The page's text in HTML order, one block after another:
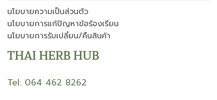
นโยบายความเป็นส่วนตัว
นโยบายการแก้ปัญหาข้อร้องเรียน
นโยบายการรับเปลี่ยน/คืนสินค้า
THAI HERB HUB
Tel: 064 462 8262